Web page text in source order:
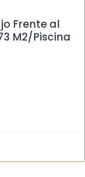
Frente al
M2/Piscina